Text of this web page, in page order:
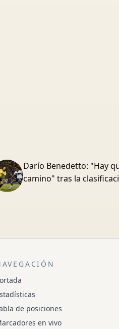
Darío Benedetto: "Hay
camino" tras la
de posiciones
en vivo